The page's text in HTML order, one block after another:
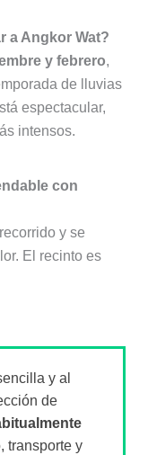
a Angkor Wat?
y febrero,
de lluvias
espectacular,
intensos.
con
y se
El recinto es
y al
de
transporte y